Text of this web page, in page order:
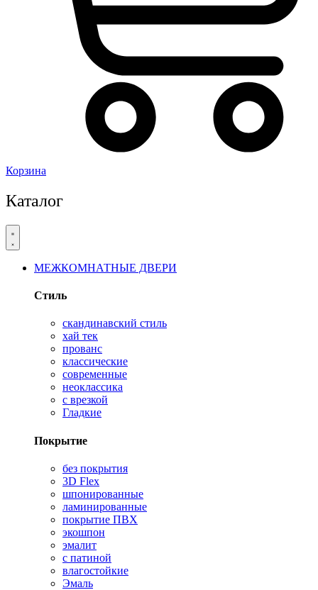
Корзина
Каталог
МЕЖКОМНАТНЫЕ ДВЕРИ
Стиль
скандинавский стиль
хай тек
прованс
классические
современные
неоклассика
с врезкой
Гладкие
Покрытие
без покрытия
3D Flex
шпонированные
ламинированные
покрытие ПВХ
экошпон
эмалит
с патиной
влагостойкие
Эмаль